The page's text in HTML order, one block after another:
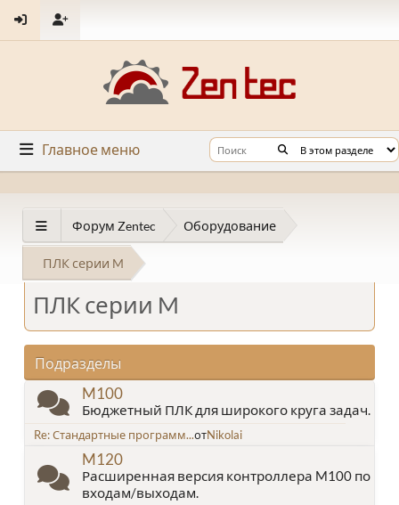
Главное меню
Форум Zentec Оборудование
ПЛК серии M
ПЛК серии M
Подразделы
M100
Бюджетный ПЛК для широкого круга задач.
Re: Стандартные программ...отNikolai
M120
Расширенная версия контроллера M100 по
входам/выходам.